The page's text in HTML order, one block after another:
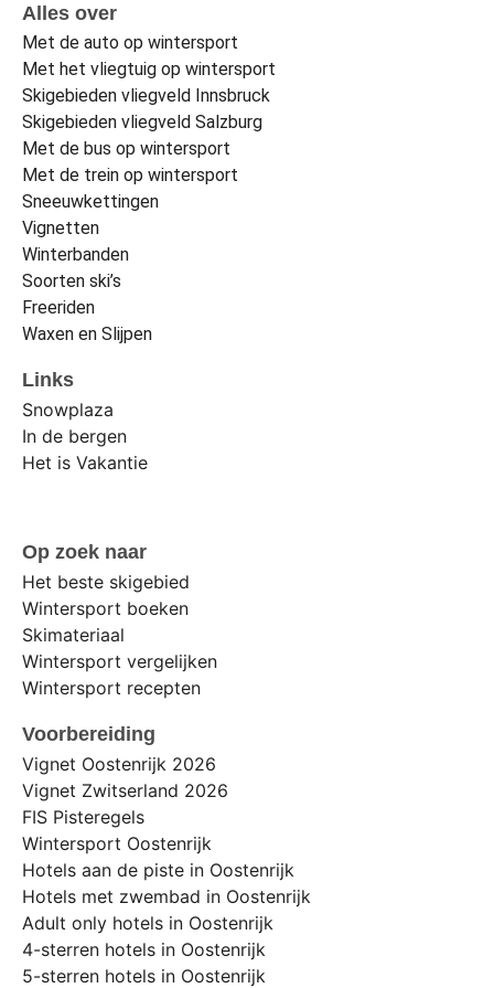
Alles over
Met de auto op wintersport
Met het vliegtuig op wintersport
Skigebieden vliegveld Innsbruck
Skigebieden vliegveld Salzburg
Met de bus op wintersport
Met de trein op wintersport
Sneeuwkettingen
Vignetten
Winterbanden
Soorten ski’s
Freeriden
Waxen en Slijpen
Links
Snowplaza
In de bergen
Het is Vakantie
Op zoek naar
Het beste skigebied
Wintersport boeken
Skimateriaal
Wintersport vergelijken
Wintersport recepten
Voorbereiding
Vignet Oostenrijk 2026
Vignet Zwitserland 2026
FIS Pisteregels
Wintersport Oostenrijk
Hotels aan de piste in Oostenrijk
Hotels met zwembad in Oostenrijk
Adult only hotels in Oostenrijk
4-sterren hotels in Oostenrijk
5-sterren hotels in Oostenrijk